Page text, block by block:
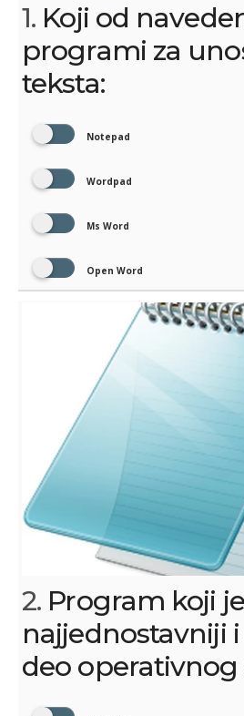
1. Koji od
programi za
teksta:
Notepad
Wordpad
Ms Word
Open Word
2. Program koji je
najjednostavniji
deo operativnog